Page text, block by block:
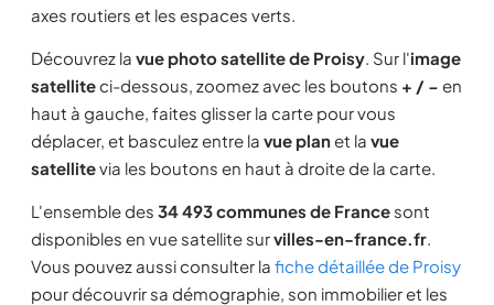
axes routiers et les espaces verts.
Découvrez la vue photo satellite de Proisy. Sur l'image
satelliteci-dessous, zoomez avec les boutons + / − en
haut à gauche, faites glisser la carte pour vous
déplacer, et basculez entre la vue planet la vue
satellitevia les boutons en haut à droite de la carte.
L'ensemble des 34 493 communes de France sont
disponibles en vue satellite survilles-en-france.fr.
Vous pouvez aussi consulter la fiche détaillée de Proisy
pour découvrir sa démographie, son immobilier et les